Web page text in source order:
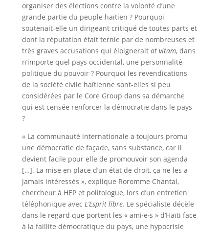
organiser des élections contre la volonté d’une
grande partie du peuple haïtien ? Pourquoi
soutenait-elle un dirigeant critiqué de toutes parts et
dont la réputation était ternie par de nombreuses et
très graves accusations qui éloignerait at vitam, dans
n’importe quel pays occidental, une personnalité
politique du pouvoir ? Pourquoi les revendications
de la société civile haïtienne sont-elles si peu
considérées par le Core Group dans sa démarche
qui est censée renforcer la démocratie dans le pays
?
« La communauté internationale a toujours promu
une démocratie de façade, sans substance, car il
devient facile pour elle de promouvoir son agenda
[…]. La mise en place d’un état de droit, ça ne les a
jamais intéressés », explique Roromme Chantal,
chercheur à HEP et politologue, lors d’un entretien
téléphonique avec L’Esprit libre. Le spécialiste décèle
dans le regard que portent les « ami·e·s » d’Haïti face
à la faillite démocratique du pays, une hypocrisie